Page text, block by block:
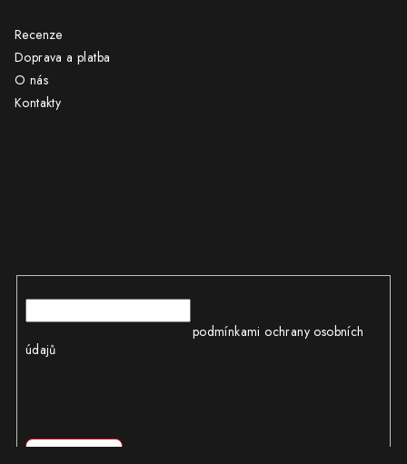
Recenze
Doprava a platba
O nás
Kontakty
podmínkami ochrany osobních
údajů